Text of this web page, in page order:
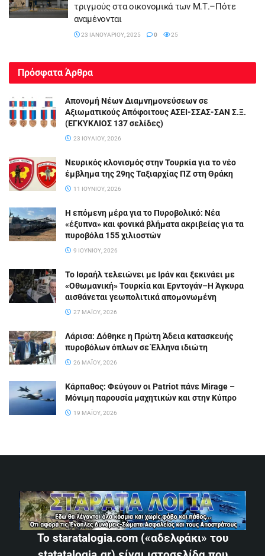
τριγμούς στα οικονομικά των Μ.Τ.–Πότε
αναμένονται
23 ΙΑΝΟΥΑΡΊΟΥ, 2025 0 25
Πρόσφατα Άρθρα
Απονομή Νέων Διαμνημονεύσεων σε
Αξιωματικούς Απόφοιτους ΑΣΕΙ-ΣΣΑΣ-ΣΑΝ Σ.Ξ.
(ΕΓΚΥΚΛΙΟΣ 137 σελίδες)
23 ΙΟΥΛΊΟΥ, 2026
Νευρικός κλονισμός στην Τουρκία για το νέο
έμβλημα της 29ης Ταξιαρχίας ΠΖ στη Θράκη
11 ΙΟΥΝΊΟΥ, 2026
Η επόμενη μέρα για το Πυροβολικό: Νέα
«έξυπνα» και φονικά βλήματα ακριβείας για τα
πυροβόλα 155 χιλιοστών
9 ΙΟΥΝΊΟΥ, 2026
Το Ισραήλ τελειώνει με Ιράν και ξεκινάει με
«Οθωμανική» Τουρκία και Ερντογάν–Η Άγκυρα
αισθάνεται γεωπολιτικά απομονωμένη
27 ΜΑΪ́ΟΥ, 2026
Λάρισα: Δόθηκε η Πρώτη Άδεια κατασκευής
πυροβόλων όπλων σε Έλληνα ιδιώτη
26 ΜΑΪ́ΟΥ, 2026
Κάρπαθος: Φεύγουν οι Patriot πάνε Mirage –
Μόνιμη παρουσία μαχητικών και στην Κύπρο
19 ΜΑΪ́ΟΥ, 2026
Το staratalogia.com («αδελφάκι» του